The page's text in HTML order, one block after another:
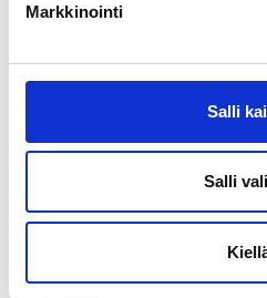
Markkinointi
Salli
Salli
vaihtoehto yksityisautoilulle.
suunnittelussa alusta
vähentämään
kestävään suunnitteluun.